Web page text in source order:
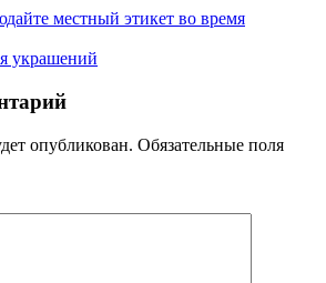
местный этикет во время
украшений
опубликован. Обязательные поля